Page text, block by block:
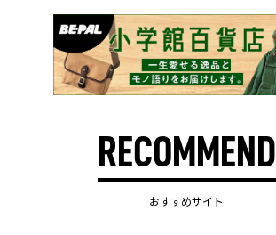
RECOMMEND
おすすめサイト